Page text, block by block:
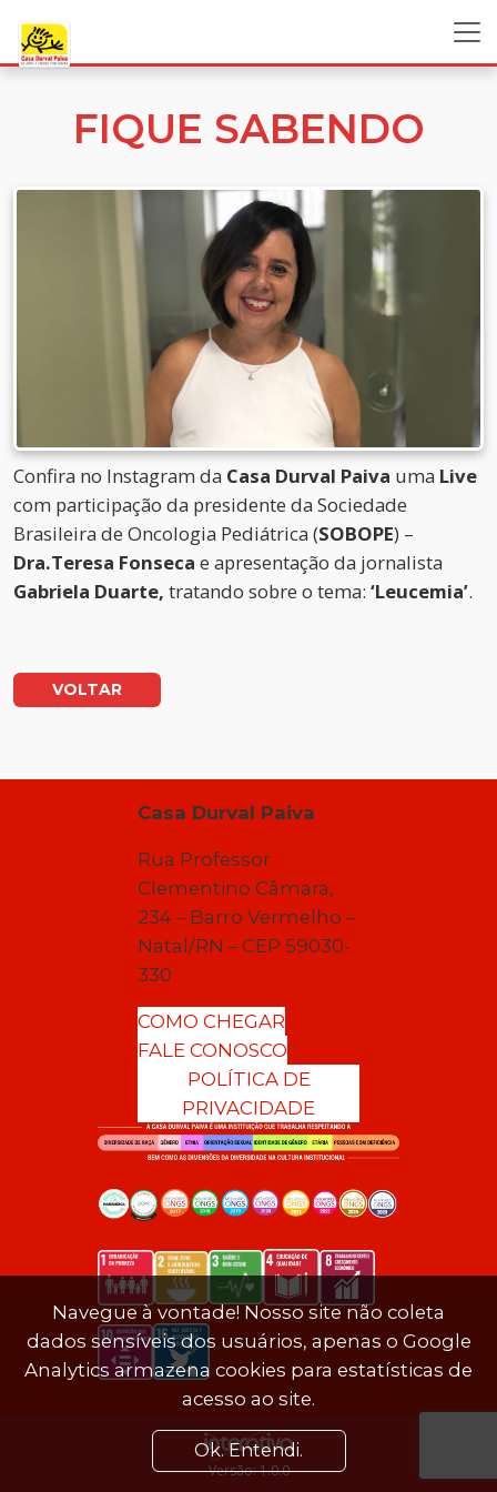
FIQUE SABENDO
Confira no Instagram da Casa Durval Paiva uma Live
com participação da presidente da Sociedade
Brasileira de Oncologia Pediátrica (SOBOPE) –
Dra.Teresa Fonseca e apresentação da jornalista
Gabriela Duarte, tratando sobre o tema: ‘Leucemia’.
VOLTAR
Casa Durval Paiva
Rua Professor
Clementino Câmara,
234 – Barro Vermelho –
Natal/RN – CEP 59030-
330
COMO CHEGAR
FALE CONOSCO
POLÍTICA DE
PRIVACIDADE
Versão: 1.0.0
Navegue à vontade! Nosso site não coleta
dados sensíveis dos usuários, apenas o Google
Analytics armazena cookies para estatísticas de
acesso ao site.
Ok. Entendi.